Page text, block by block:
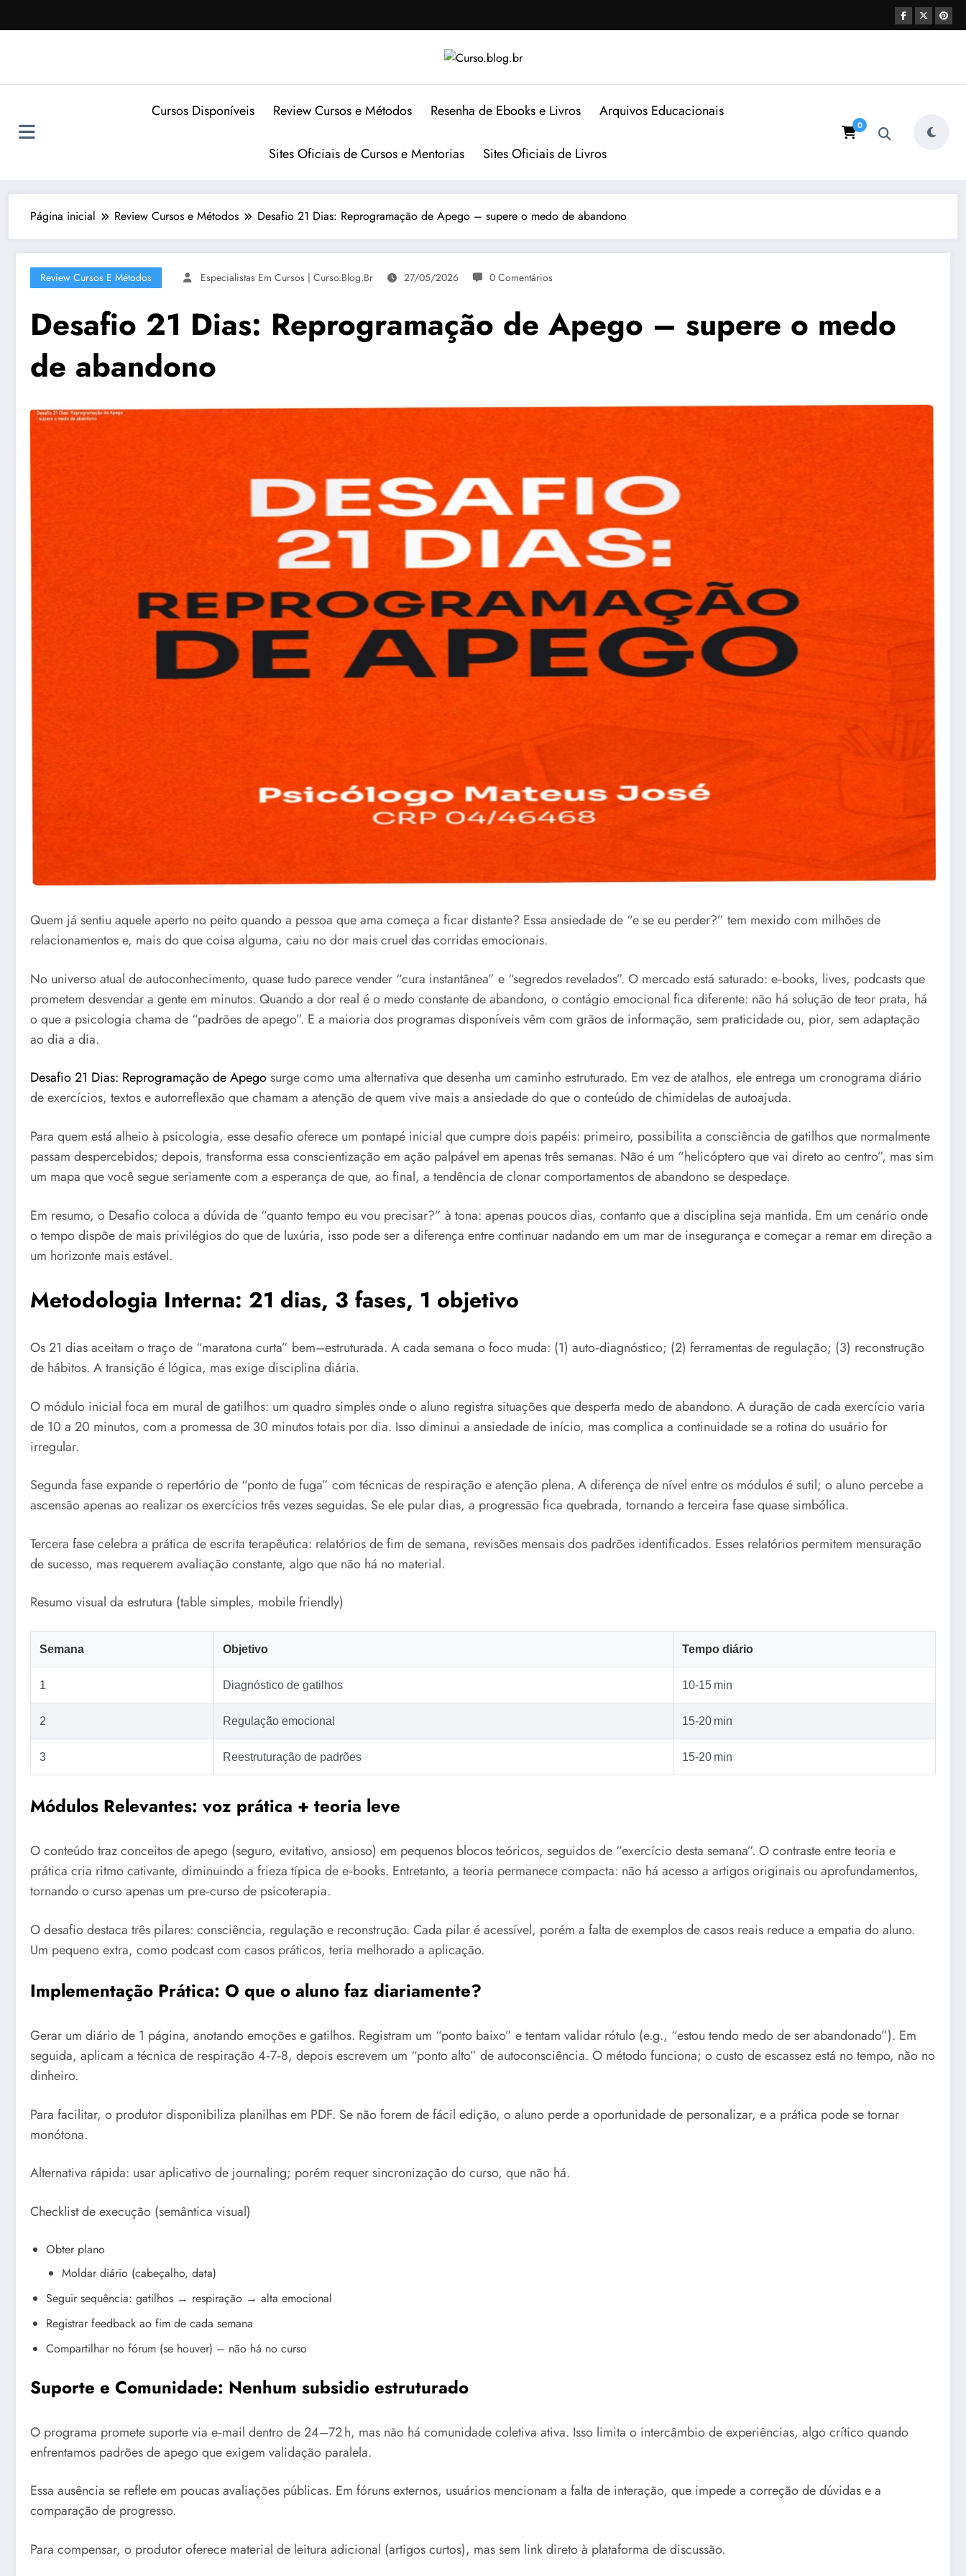
para
Cursos Disponíveis Review Cursos e Métodos Resenha de Ebooks e Livros Arquivos Educacionais
Sites Oficiais de Cursos e Mentorias Sites Oficiais de Livros
0
Página inicial Review Cursos e Métodos Desafio 21 Dias: Reprogramação de Apego – supere o medo de abandono
Review Cursos E Métodos Especialistas Em Cursos | Curso.blog.br 27/05/2026 0 Comentários
Desafio 21 Dias: Reprogramação de Apego – supere o medo
de abandono
Quem já sentiu aquele aperto no peito quando a pessoa que ama começa a ficar distante? Essa ansiedade de “e se eu perder?” tem mexido com milhões de
relacionamentos e, mais do que coisa alguma, caiu no dor mais cruel das corridas emocionais.
No universo atual de autoconhecimento, quase tudo parece vender “cura instantânea” e “segredos revelados”. O mercado está saturado: e‑books, lives, podcasts que
prometem desvendar a gente em minutos. Quando a dor real é o medo constante de abandono, o contágio emocional fica diferente: não há solução de teor prata, há
o que a psicologia chama de “padrões de apego”. E a maioria dos programas disponíveis vêm com grãos de informação, sem praticidade ou, pior, sem adaptação
ao dia a dia.
Desafio 21 Dias: Reprogramação de Apegosurge como uma alternativa que desenha um caminho estruturado. Em vez de atalhos, ele entrega um cronograma diário
de exercícios, textos e autorreflexão que chamam a atenção de quem vive mais a ansiedade do que o conteúdo de chimidelas de autoajuda.
Para quem está alheio à psicologia, esse desafio oferece um pontapé inicial que cumpre dois papéis: primeiro, possibilita a consciência de gatilhos que normalmente
passam despercebidos; depois, transforma essa conscientização em ação palpável em apenas três semanas. Não é um “helicóptero que vai direto ao centro”, mas sim
um mapa que você segue seriamente com a esperança de que, ao final, a tendência de clonar comportamentos de abandono se despedaçe.
Em resumo, o Desafio coloca a dúvida de “quanto tempo eu vou precisar?” à tona: apenas poucos dias, contanto que a disciplina seja mantida. Em um cenário onde
o tempo dispõe de mais privilégios do que de luxúria, isso pode ser a diferença entre continuar nadando em um mar de insegurança e começar a remar em direção a
um horizonte mais estável.
Metodologia Interna: 21 dias, 3 fases, 1 objetivo
Os 21 dias aceitam o traço de “maratona curta” bem–estruturada. A cada semana o foco muda: (1) auto‑diagnóstico; (2) ferramentas de regulação; (3) reconstrução
de hábitos. A transição é lógica, mas exige disciplina diária.
O módulo inicial foca em mural de gatilhos: um quadro simples onde o aluno registra situações que desperta medo de abandono. A duração de cada exercício varia
de 10 a 20 minutos, com a promessa de 30 minutos totais por dia. Isso diminui a ansiedade de início, mas complica a continuidade se a rotina do usuário for
irregular.
Segunda fase expande o repertório de “ponto de fuga” com técnicas de respiração e atenção plena. A diferença de nível entre os módulos é sutil; o aluno percebe a
ascensão apenas ao realizar os exercícios três vezes seguidas. Se ele pular dias, a progressão fica quebrada, tornando a terceira fase quase simbólica.
Tercera fase celebra a prática de escrita terapêutica: relatórios de fim de semana, revisões mensais dos padrões identificados. Esses relatórios permitem mensuração
de sucesso, mas requerem avaliação constante, algo que não há no material.
Resumo visual da estrutura (table simples, mobile friendly)
Semana Objetivo Tempo diário
1 Diagnóstico de gatilhos 10‑15 min
2 Regulação emocional 15‑20 min
3 Reestruturação de padrões 15‑20 min
Módulos Relevantes: voz prática + teoria leve
O conteúdo traz conceitos de apego (seguro, evitativo, ansioso) em pequenos blocos teóricos, seguidos de “exercício desta semana”. O contraste entre teoria e
prática cria ritmo cativante, diminuindo a frieza típica de e‑books. Entretanto, a teoria permanece compacta: não há acesso a artigos originais ou aprofundamentos,
tornando o curso apenas um pre‑curso de psicoterapia.
O desafio destaca três pilares: consciência, regulação e reconstrução. Cada pilar é acessível, porém a falta de exemplos de casos reais reduce a empatia do aluno.
Um pequeno extra, como podcast com casos práticos, teria melhorado a aplicação.
Implementação Prática: O que o aluno faz diariamente?
Gerar um diário de 1 página, anotando emoções e gatilhos. Registram um “ponto baixo” e tentam validar rótulo (e.g., “estou tendo medo de ser abandonado”). Em
seguida, aplicam a técnica de respiração 4‑7‑8, depois escrevem um “ponto alto” de autoconsciência. O método funciona; o custo de escassez está no tempo, não no
dinheiro.
Para facilitar, o produtor disponibiliza planilhas em PDF. Se não forem de fácil edição, o aluno perde a oportunidade de personalizar, e a prática pode se tornar
monótona.
Alternativa rápida: usar aplicativo de journaling; porém requer sincronização do curso, que não há.
Checklist de execução (semântica visual)
Obter plano
Moldar diário (cabeçalho, data)
Seguir sequência: gatilhos → respiração → alta emocional
Registrar feedback ao fim de cada semana
Compartilhar no fórum (se houver) – não há no curso
Suporte e Comunidade: Nenhum subsidio estruturado
O programa promete suporte via e‑mail dentro de 24–72 h, mas não há comunidade coletiva ativa. Isso limita o intercâmbio de experiências, algo crítico quando
enfrentamos padrões de apego que exigem validação paralela.
Essa ausência se reflete em poucas avaliações públicas. Em fóruns externos, usuários mencionam a falta de interação, que impede a correção de dúvidas e a
comparação de progresso.
Para compensar, o produtor oferece material de leitura adicional (artigos curtos), mas sem link direto à plataforma de discussão.